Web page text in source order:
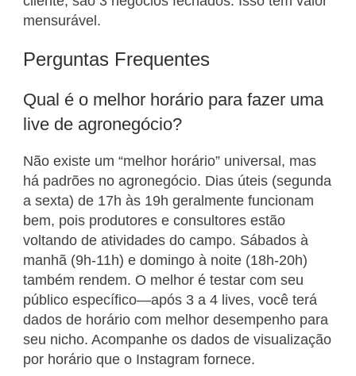
mensurável.
Perguntas Frequentes
Qual é o melhor horário para fazer uma
live de agronegócio?
Não existe um “melhor horário” universal, mas
há padrões no agronegócio. Dias úteis (segunda
a sexta) de 17h às 19h geralmente funcionam
bem, pois produtores e consultores estão
voltando de atividades do campo. Sábados à
manhã (9h-11h) e domingo à noite (18h-20h)
também rendem. O melhor é testar com seu
público específico—após 3 a 4 lives, você terá
dados de horário com melhor desempenho para
seu nicho. Acompanhe os dados de visualização
por horário que o Instagram fornece.